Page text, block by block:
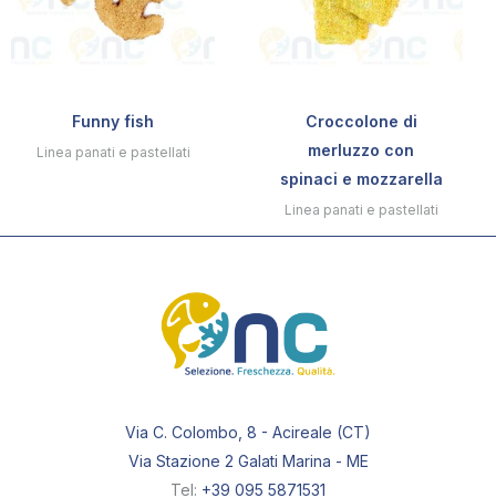
Funny fish
Linea panati e pastellati
Croccolone di
merluzzo con
spinaci e mozzarella
Linea panati e pastellati
Via C. Colombo, 8 - Acireale (CT)
Via Stazione 2 Galati Marina - ME
Tel: +39 095 5871531